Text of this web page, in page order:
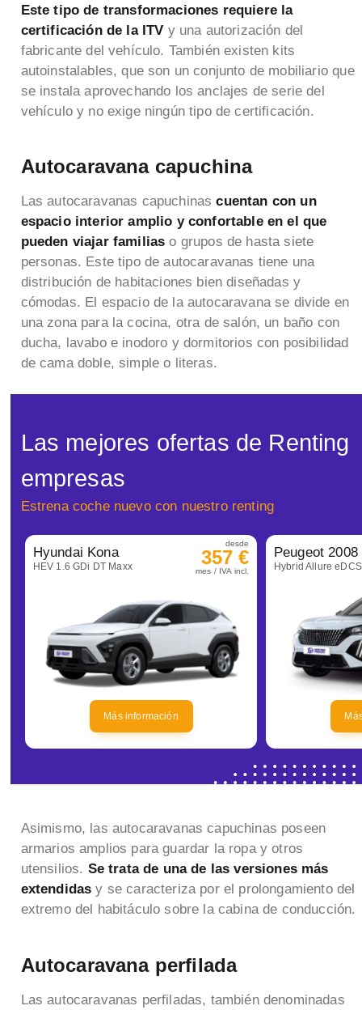
Este tipo de transformaciones requiere la
certificación de la ITV y una autorización del
fabricante del vehículo. También existen kits
autoinstalables, que son un conjunto de mobiliario que
se instala aprovechando los anclajes de serie del
vehículo y no exige ningún tipo de certificación.
Autocaravana capuchina
Las autocaravanas capuchinas cuentan con un
espacio interior amplio y confortable en el que
pueden viajar familias o grupos de hasta siete
personas. Este tipo de autocaravanas tiene una
distribución de habitaciones bien diseñadas y
cómodas. El espacio de la autocaravana se divide en
una zona para la cocina, otra de salón, un baño con
ducha, lavabo e inodoro y dormitorios con posibilidad
de cama doble, simple o literas.
Las mejores ofertas de Renting
empresas
Estrena coche nuevo con nuestro renting
Hyundai Kona
HEV 1.6 GDi DT Maxx
desde
357 €
mes / IVA incl.
Más información
Peugeot 2008
Hybrid Allure
Asimismo, las autocaravanas capuchinas poseen
armarios amplios para guardar la ropa y otros
utensilios. Se trata de una de las versiones más
extendidas y se caracteriza por el prolongamiento del
extremo del habitáculo sobre la cabina de conducción.
Autocaravana perfilada
Las autocaravanas perfiladas, también denominadas